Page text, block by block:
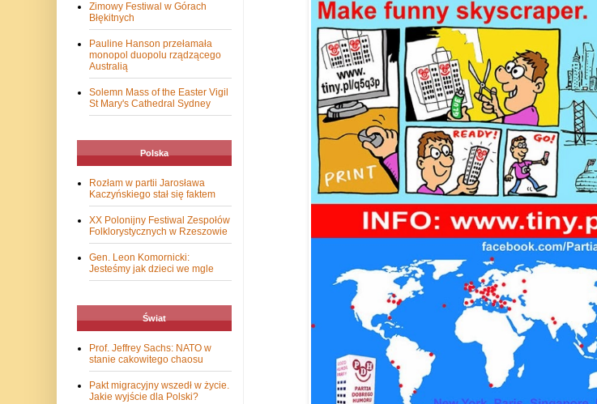
Zimowy Festiwal w Górach
Błękitnych
Pauline Hanson przełamała
monopol duopolu rządzącego
Australią
Solemn Mass of the Easter Vigil
St Mary's Cathedral Sydney
Polska
Rozłam w partii Jarosława
Kaczyńskiego stał się faktem
XX Polonijny Festiwal Zespołów
Folklorystycznych w Rzeszowie
Gen. Leon Komornicki:
Jesteśmy jak dzieci we mgle
Świat
Prof. Jeffrey Sachs: NATO w
stanie cakowitego chaosu
Pakt migracyjny wszedł w życie.
Jakie wyjście dla Polski?